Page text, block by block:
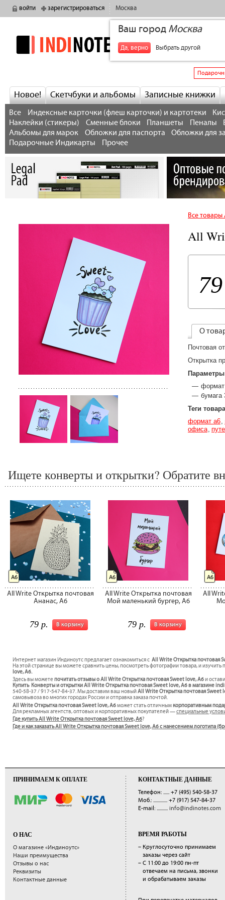
войти зарегистрироваться Москва
Ваш город Москва
Да, верно Выбрать другой
indinotes
Новое! Скетчбуки и альбомы Записные книжки
Все Индексные карточки (флеш карточки) и картотеки
Наклейки (стикеры)
Сменные блоки Планшеты Пеналы
Альбомы для марок
Обложки для паспорта
Обложки для
Подарочные Индикарты
Прочее
Все товары
All
О
Почтовая
Открытка
Параметры
бумага
Теги товара
формат а6
офиса
Ищете конверты и открытки? Обратите
All Write Открытка почтовая
Ананас, A6
В корзину
79 р.
А6
All Write Открытка почтовая
Мой маленький бургер, A6
В корзину
79 р.
А6
All
А6
Интернет магазин Индиноутс предлагает ознакомиться с All Write Открытка почтовая
На этой странице вы можете сравнить цены, посмотреть фотографии товара, и
love, A6.
Здесь вы можете почитать отзывы о All Write Открытка почтовая Sweet love, A6и
Купить Конверты и открытки All Write Открытка почтовая Sweet love, A6 в магазине
540-58-37 / 917-547-84-37. Мы доставим ваш новыйAll Write Открытка почтовая Sweet
самовывоза во многих городах России и отправка заказа почтой.
All Write Открытка почтовая Sweet love, A6может стать отличнымкорпоративным
Для рекламных агентств, оптовых и корпоративных покупателей —специальные
Где купить All Write Открытка почтовая Sweet love, A6?
Где и как заказать All Write Открытка почтовая Sweet love, A6 с нанесением логотипа
ПРИНИМАЕМ К ОПЛАТЕ
О НАС
О магазине «Индиноутс»
Наши преимущества
Отзывы о нас
Реквизиты
Контактные данные
КОНТАКТНЫЕ ДАННЫЕ
Телефон: ...... +7 (495) 540-58-37
Моб.: .............. +7 (917) 547-84-37
E-mail: ........... info@indinotes.com
ВРЕМЯ РАБОТЫ
– Круглосуточно принимаем
заказы через сайт
– С 11:00 до 19:00 пн-пт
отвечаем на письма, звонки
и обрабатываем заказы